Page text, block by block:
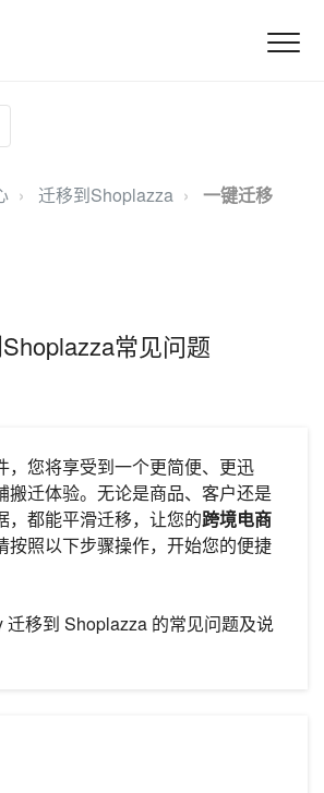
迁移到Shoplazza 一键迁移
常见问题
，您将享受到一个更简便、更迅
搬迁体验。无论是商品、客户还是
，都能平滑迁移，让您的跨境电商
按照以下步骤操作，开始您的便捷
迁移到 Shoplazza 的常见问题及说